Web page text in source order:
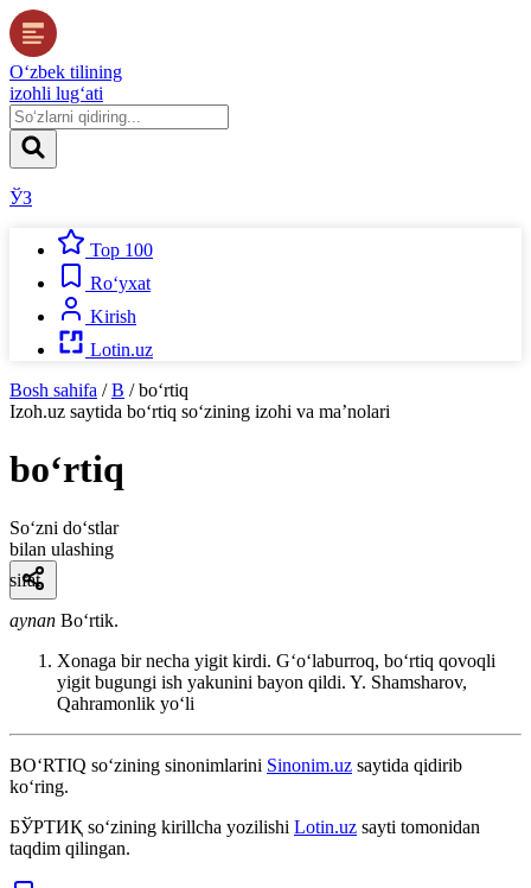
O‘zbek tilining
izohli lug‘ati
ЎЗ
Top 100
Ro‘yxat
Kirish
Lotin.uz
Bosh sahifa / B / bo‘rtiq
Izoh.uz saytida bo‘rtiq so‘zining izohi va ma’nolari
bo‘rtiq
So‘zni do‘stlar
bilan ulashing
sifat
aynan Boʻrtik.
Xonaga bir necha yigit kirdi. Gʻoʻlaburroq, boʻrtiq qovoqli
yigit bugungi ish yakunini bayon qildi. Y. Shamsharov,
Qahramonlik yoʻli
BO‘RTIQ so‘zining sinonimlarini Sinonim.uz saytida qidirib
ko‘ring.
БЎРТИҚ so‘zining kirillcha yozilishi Lotin.uz sayti tomonidan
taqdim qilingan.